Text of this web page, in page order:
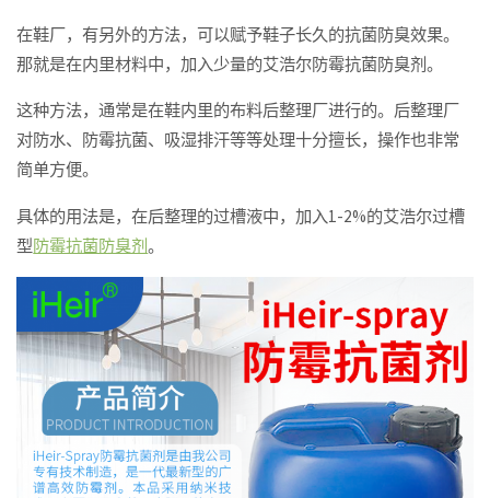
公
司
在鞋厂，有另外的方法，可以赋予鞋子长久的抗菌防臭效果。
那就是在内里材料中，加入少量的艾浩尔防霉抗菌防臭剂。
这种方法，通常是在鞋内里的布料后整理厂进行的。后整理厂
对防水、防霉抗菌、吸湿排汗等等处理十分擅长，操作也非常
简单方便。
具体的用法是，在后整理的过槽液中，加入1-2%的艾浩尔过槽
型防霉抗菌防臭剂。